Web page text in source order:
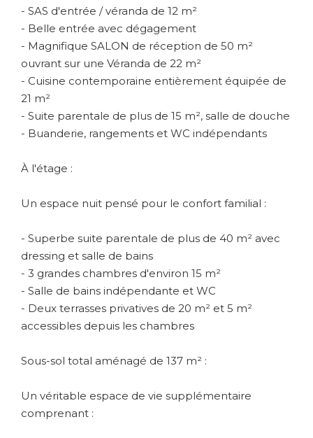
- SAS d'entrée / véranda de 12 m²
- Belle entrée avec dégagement
- Magnifique SALON de réception de 50 m²
ouvrant sur une Véranda de 22 m²
- Cuisine contemporaine entièrement équipée de
21 m²
- Suite parentale de plus de 15 m², salle de douche
- Buanderie, rangements et WC indépendants
À l'étage :
Un espace nuit pensé pour le confort familial :
- Superbe suite parentale de plus de 40 m² avec
dressing et salle de bains
- 3 grandes chambres d'environ 15 m²
- Salle de bains indépendante et WC
- Deux terrasses privatives de 20 m² et 5 m²
accessibles depuis les chambres
Sous-sol total aménagé de 137 m² :
Un véritable espace de vie supplémentaire
comprenant :